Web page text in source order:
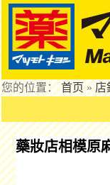
您的位置：首页»店
藥妝店相模原